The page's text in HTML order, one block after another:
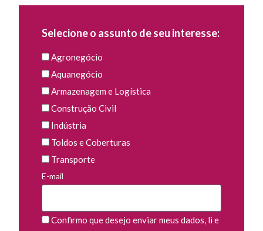
Selecione o assunto de seu interesse:
Agronegócio
Aquanegócio
Armazenagem e Logística
Construção Civil
Indústria
Toldos e Coberturas
Transporte
E-mail
Confirmo que desejo enviar meus dados, li e